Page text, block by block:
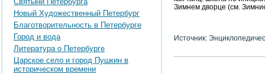
Новый Художественный Петербург
Благотворительность в Петербурге
Город и вода
Литература о Петербурге
Царское село и город Пушкин в
историческом времени
Зимнем дворце (см.
Источник: